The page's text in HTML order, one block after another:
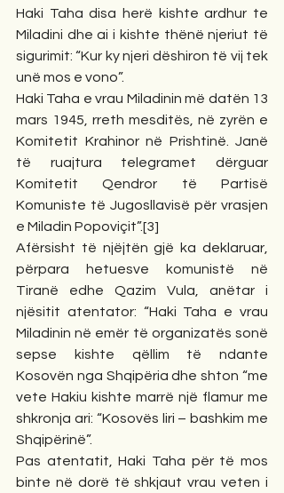
Haki Taha disa herë kishte ardhur te
Miladini dhe ai i kishte thënë njeriut të
sigurimit: “Kur ky njeri dëshiron të vij tek
unë mos e vono”.
Haki Taha e vrau Miladinin më datën 13
mars 1945, rreth mesditës, në zyrën e
Komitetit Krahinor në Prishtinë. Janë
të ruajtura telegramet dërguar
Komitetit Qendror të Partisë
Komuniste të Jugosllavisë për vrasjen
e Miladin Popoviçit”.[3]
Afërsisht të njëjtën gjë ka deklaruar,
përpara hetuesve komunistë në
Tiranë edhe Qazim Vula, anëtar i
njësitit atentator: “Haki Taha e vrau
Miladinin në emër të organizatës sonë
sepse kishte qëllim të ndante
Kosovën nga Shqipëria dhe shton “me
vete Hakiu kishte marrë një flamur me
shkronja ari: “Kosovës liri – bashkim me
Shqipërinë”.
Pas atentatit, Haki Taha për të mos
binte në dorë të shkjaut vrau veten i